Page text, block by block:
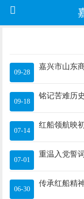
09-28
09-18
07-14
07-01
06-30